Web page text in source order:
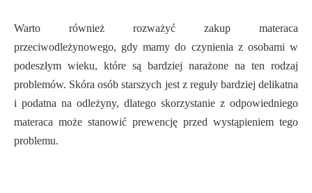
Warto również rozważyć zakup materaca
przeciwodleżynowego, gdy mamy do czynienia z osobami w
podeszłym wieku, które są bardziej narażone na ten rodzaj
problemów. Skóra osób starszych jest z reguły bardziej delikatna
i podatna na odleżyny, dlatego skorzystanie z odpowiedniego
materaca może stanowić prewencję przed wystąpieniem tego
problemu.